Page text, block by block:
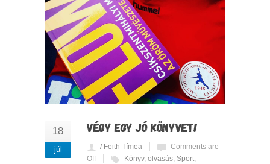
18
júl
VÉGY EGY JÓ KÖNYVET!
/ Feith Tímea
Comments are
Off
Könyv, olvasás, Sport,